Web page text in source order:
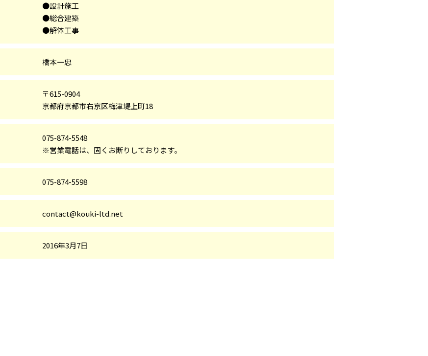
●設計施工
●総合建築
●解体工事
橋本一忠
〒615-0904
京都府京都市右京区梅津堤上町18
075-874-5548
※営業電話は、固くお断りしております。
075-874-5598
contact@kouki-ltd.net
2016年3月7日